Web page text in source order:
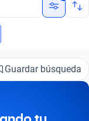
Guardar búsqueda